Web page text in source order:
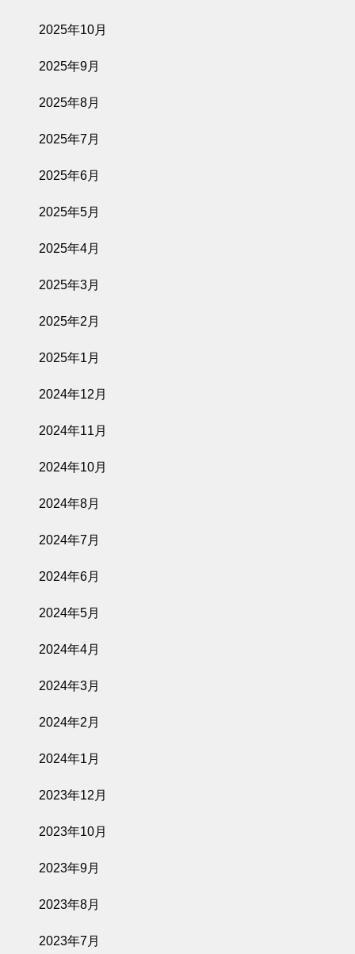
2025年10月
2025年9月
2025年8月
2025年7月
2025年6月
2025年5月
2025年4月
2025年3月
2025年2月
2025年1月
2024年12月
2024年11月
2024年10月
2024年8月
2024年7月
2024年6月
2024年5月
2024年4月
2024年3月
2024年2月
2024年1月
2023年12月
2023年10月
2023年9月
2023年8月
2023年7月